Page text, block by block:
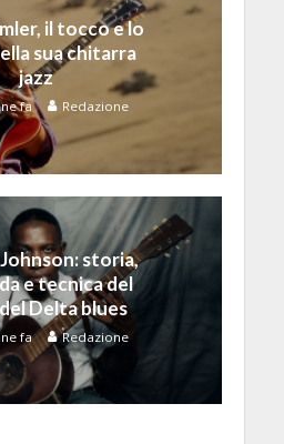
il tocco e lo
sua chitarra
jazz
fa Redazione
storia,
e tecnica del
Delta blues
fa Redazione